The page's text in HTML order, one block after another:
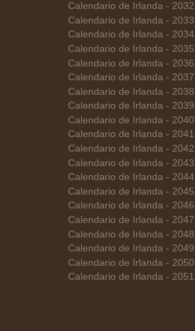
Calendario de Irlanda - 2032
Calendario de Irlanda - 2033
Calendario de Irlanda - 2034
Calendario de Irlanda - 2035
Calendario de Irlanda - 2036
Calendario de Irlanda - 2037
Calendario de Irlanda - 2038
Calendario de Irlanda - 2039
Calendario de Irlanda - 2040
Calendario de Irlanda - 2041
Calendario de Irlanda - 2042
Calendario de Irlanda - 2043
Calendario de Irlanda - 2044
Calendario de Irlanda - 2045
Calendario de Irlanda - 2046
Calendario de Irlanda - 2047
Calendario de Irlanda - 2048
Calendario de Irlanda - 2049
Calendario de Irlanda - 2050
Calendario de Irlanda - 2051